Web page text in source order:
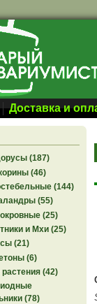
Доставка и
(187)
(46)
(144)
(55)
(25)
и Мхи (25)
(21)
(6)
(42)
(78)